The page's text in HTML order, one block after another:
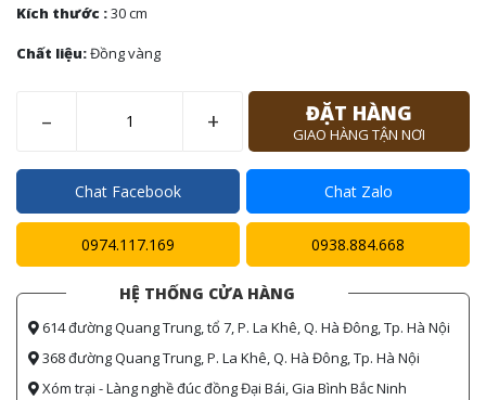
Kích thước :30 cm
Chất liệu:Đồng vàng
– + ĐẶT HÀNG
GIAO HÀNG TẬN NƠI
Chat Facebook Chat Zalo
0974.117.169 0938.884.668
HỆ THỐNG CỬA HÀNG
614 đường Quang Trung, tổ 7, P. La Khê, Q. Hà Đông, Tp. Hà Nội
368 đường Quang Trung, P. La Khê, Q. Hà Đông, Tp. Hà Nội
Xóm trại - Làng nghề đúc đồng Đại Bái, Gia Bình Bắc Ninh